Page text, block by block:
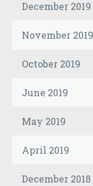
December 2019
November 2019
October 2019
June 2019
May 2019
April 2019
December 2018